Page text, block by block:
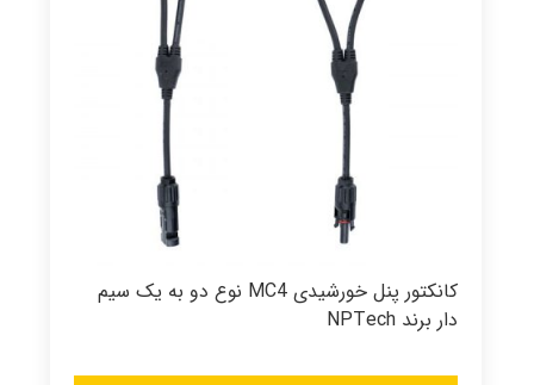
کانکتور پنل خورشیدی MC4 نوع دو به یک سیم
دار برند NPTech